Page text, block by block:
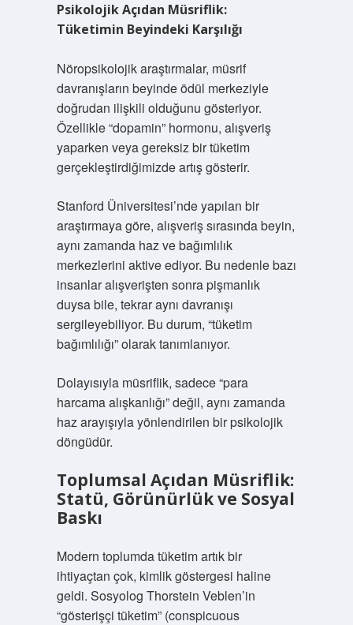
Psikolojik Açıdan Müsriflik:
Tüketimin Beyindeki Karşılığı
Nöropsikolojik araştırmalar, müsrif
davranışların beyinde ödül merkeziyle
doğrudan ilişkili olduğunu gösteriyor.
Özellikle “dopamin” hormonu, alışveriş
yaparken veya gereksiz bir tüketim
gerçekleştirdiğimizde artış gösterir.
Stanford Üniversitesi’nde yapılan bir
araştırmaya göre, alışveriş sırasında beyin,
aynı zamanda haz ve bağımlılık
merkezlerini aktive ediyor. Bu nedenle bazı
insanlar alışverişten sonra pişmanlık
duysa bile, tekrar aynı davranışı
sergileyebiliyor. Bu durum, “tüketim
bağımlılığı” olarak tanımlanıyor.
Dolayısıyla müsriflik, sadece “para
harcama alışkanlığı” değil, aynı zamanda
haz arayışıyla yönlendirilen bir psikolojik
döngüdür.
Toplumsal Açıdan Müsriflik:
Statü, Görünürlük ve Sosyal
Baskı
Modern toplumda tüketim artık bir
ihtiyaçtan çok, kimlik göstergesi haline
geldi. Sosyolog Thorstein Veblen’in
“gösterişçi tüketim” (conspicuous